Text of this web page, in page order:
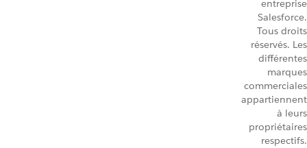
entreprise
Salesforce.
Tous droits
réservés. Les
différentes
marques
commerciales
appartiennent
à leurs
propriétaires
respectifs.